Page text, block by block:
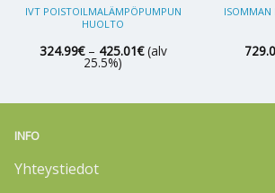
IVT POISTOILMALÄMPÖPUMPUN
HUOLTO
324.99€ – 425.01€Hintaluokka:
324.99€
(alv
25.5%)
ISOMMAN
INFO
Yhteystiedot